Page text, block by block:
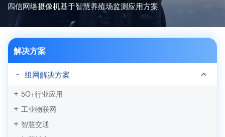
四信网络摄像机基于智慧养殖场监测应用方案
解决方案
组网解决方案
5G+行业应用
工业物联网
智慧交通